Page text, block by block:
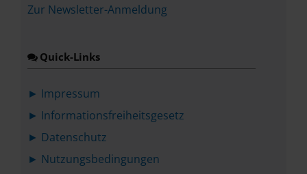
Zur Newsletter-Anmeldung
Quick-Links
► Impressum
► Informationsfreiheitsgesetz
► Datenschutz
► Nutzungsbedingungen